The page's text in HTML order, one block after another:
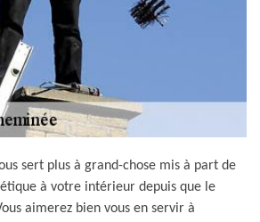
sert plus à grand-chose mis à part de
à votre intérieur depuis que le
aimerez bien vous en servir à